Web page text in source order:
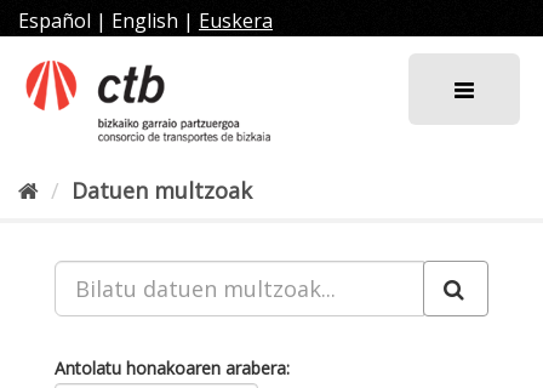
Joan
edukira
Español | English | Euskera
Datuen multzoak
Antolatu honakoaren arabera